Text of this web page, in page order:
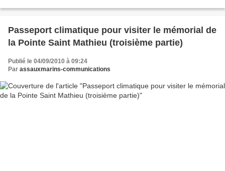
Passeport climatique pour visiter le mémorial de
la Pointe Saint Mathieu (troisième partie)
Publié le 04/09/2010 à 09:24
Par assauxmarins-communications